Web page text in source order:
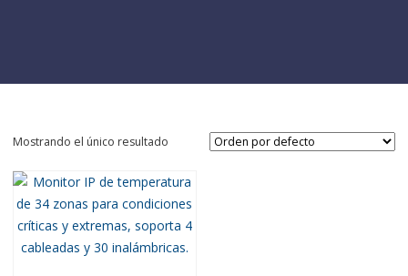
Mostrando el único resultado